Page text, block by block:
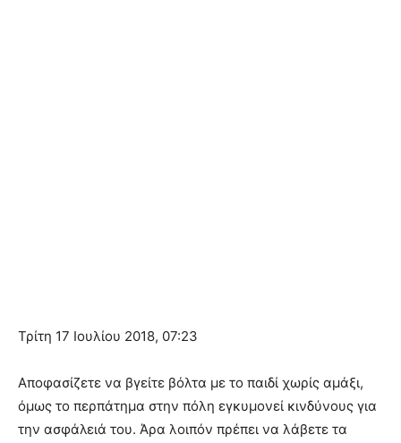
Τρίτη 17 Ιουλίου 2018, 07:23
Αποφασίζετε να βγείτε βόλτα με το παιδί χωρίς αμάξι,
όμως το περπάτημα στην πόλη εγκυμονεί κινδύνους για
την ασφάλειά του. Άρα λοιπόν πρέπει να λάβετε τα